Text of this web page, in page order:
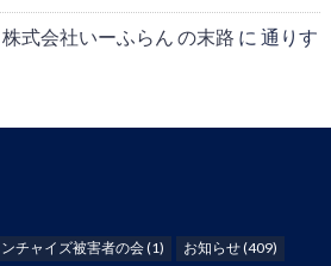
式会社いーふらん の末路 に 通りす
チャイズ被害者の会(1) お知らせ(409)